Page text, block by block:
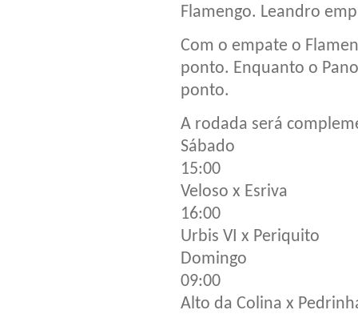
Flamengo. Leandro
Com o empate o
ponto. Enquanto o
ponto.
A rodada será
Sábado
15:00
Veloso x Esriva
16:00
Urbis VI x Periquito
Domingo
09:00
Alto da Colina x